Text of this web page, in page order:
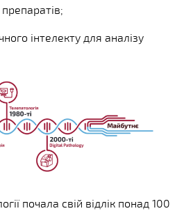
інтелекту для аналізу
почала свій відлік понад 100